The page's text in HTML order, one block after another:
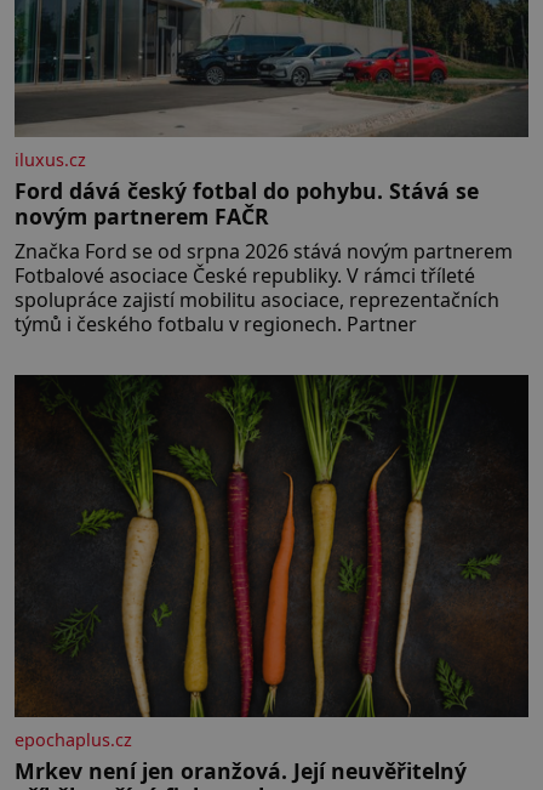
iluxus.cz
Ford dává český fotbal do pohybu. Stává se
novým partnerem FAČR
Značka Ford se od srpna 2026 stává novým partnerem
Fotbalové asociace České republiky. V rámci tříleté
spolupráce zajistí mobilitu asociace, reprezentačních
týmů i českého fotbalu v regionech. Partner
epochaplus.cz
Mrkev není jen oranžová. Její neuvěřitelný